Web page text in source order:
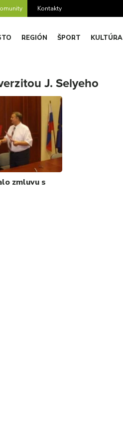
Kontakty
REGIÓN ŠPORT KULTÚRA
J. Selyeho
zmluvu s